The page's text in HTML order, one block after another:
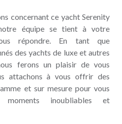
concernant ce yacht Serenity
équipe se tient à votre
répondre. En tant que
des yachts de luxe et autres
ferons un plaisir de vous
attachons à vous offrir des
et sur mesure pour vous
inoubliables et